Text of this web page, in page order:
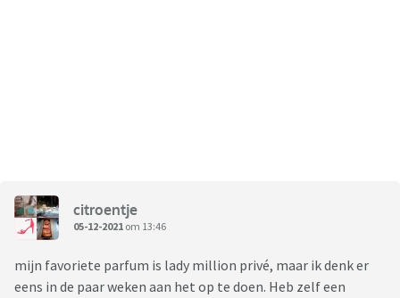
citroentje
05-12-2021 om 13:46
mijn favoriete parfum is lady million privé, maar ik denk er
eens in de paar weken aan het op te doen. Heb zelf een